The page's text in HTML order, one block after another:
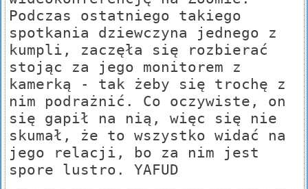
Podczas ostatniego takiego
spotkania dziewczyna jednego z
kumpli, zaczęła się rozbierać
stojąc za jego monitorem z
kamerką - tak żeby się trochę z
nim podrażnić. Co oczywiste, on
się gapił na nią, więc się nie
skumał, że to wszystko widać na
jego relacji, bo za nim jest
spore lustro. YAFUD